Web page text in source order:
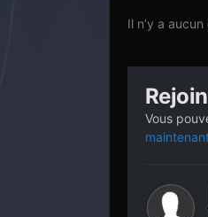
Il n’y a
Vous